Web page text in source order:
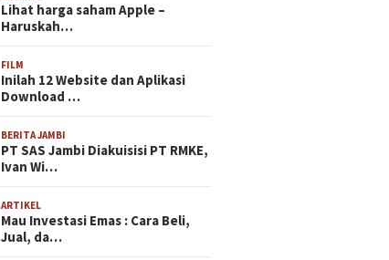
Lihat harga saham Apple –
Haruskah…
FILM
Inilah 12 Website dan Aplikasi
Download …
BERITA JAMBI
PT SAS Jambi Diakuisisi PT RMKE,
Ivan Wi…
ARTIKEL
Mau Investasi Emas : Cara Beli,
Jual, da…